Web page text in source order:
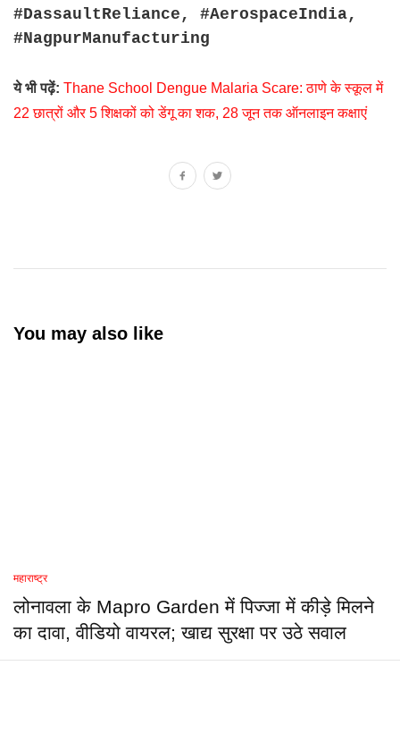
#DassaultReliance, #AerospaceIndia,
#NagpurManufacturing
ये भी पढ़ें: Thane School Dengue Malaria Scare: ठाणे के स्कूल में
22 छात्रों और 5 शिक्षकों को डेंगू का शक, 28 जून तक ऑनलाइन कक्षाएं
You may also like
महाराष्ट्र
लोनावला के Mapro Garden में पिज्जा में कीड़े मिलने
का दावा, वीडियो वायरल; खाद्य सुरक्षा पर उठे सवाल